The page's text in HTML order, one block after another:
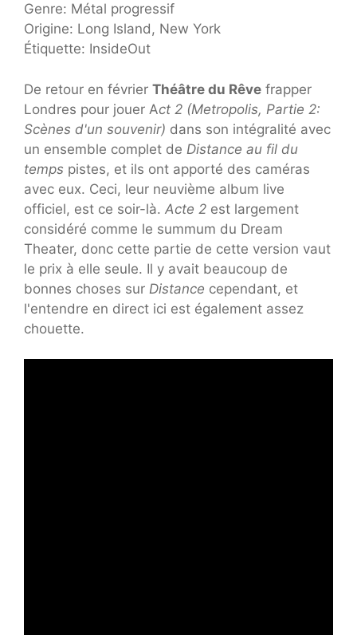
Genre: Métal progressif
Origine: Long Island, New York
Étiquette: InsideOut
De retour en février Théâtre du Rêve frapper
Londres pour jouer Act 2 (Metropolis, Partie 2:
Scènes d'un souvenir) dans son intégralité avec
un ensemble complet de Distance au fil du
temps pistes, et ils ont apporté des caméras
avec eux. Ceci, leur neuvième album live
officiel, est ce soir-là. Acte 2 est largement
considéré comme le summum du Dream
Theater, donc cette partie de cette version vaut
le prix à elle seule. Il y avait beaucoup de
bonnes choses sur Distance cependant, et
l'entendre en direct ici est également assez
chouette.